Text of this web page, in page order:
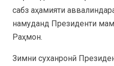
сабз аҳамияти
намуданд Президенти
Раҳмон.
Зимни суханронӣ